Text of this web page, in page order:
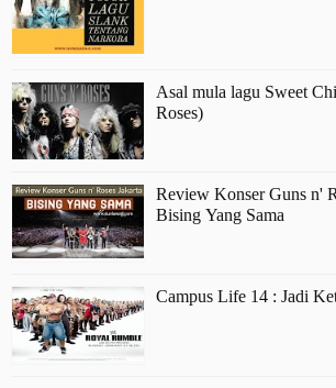
Asal mula lagu Sweet
Roses)
Review Konser Guns n'
Bising Yang Sama
Campus Life 14 : Jadi